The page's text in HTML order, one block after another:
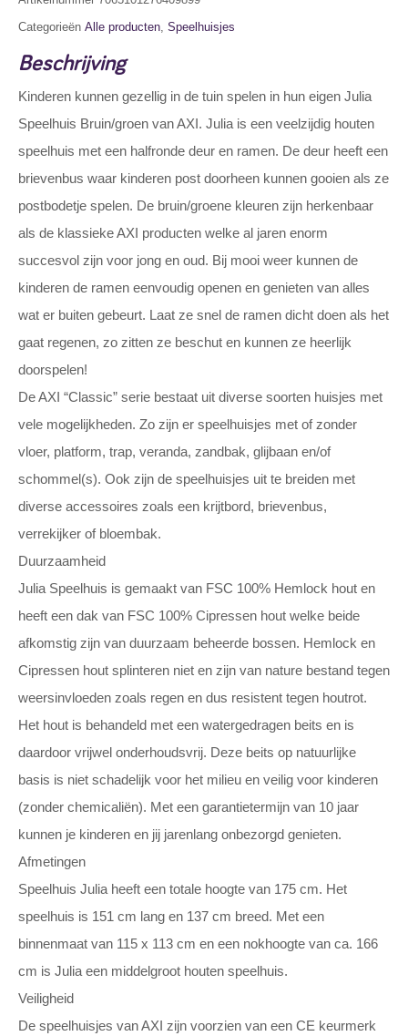
Categorieën Alle producten, Speelhuisjes
Beschrijving
Kinderen kunnen gezellig in de tuin spelen in hun eigen Julia
Speelhuis Bruin/groen van AXI. Julia is een veelzijdig houten
speelhuis met een halfronde deur en ramen. De deur heeft een
brievenbus waar kinderen post doorheen kunnen gooien als ze
postbodetje spelen. De bruin/groene kleuren zijn herkenbaar
als de klassieke AXI producten welke al jaren enorm
succesvol zijn voor jong en oud. Bij mooi weer kunnen de
kinderen de ramen eenvoudig openen en genieten van alles
wat er buiten gebeurt. Laat ze snel de ramen dicht doen als het
gaat regenen, zo zitten ze beschut en kunnen ze heerlijk
doorspelen!
De AXI “Classic” serie bestaat uit diverse soorten huisjes met
vele mogelijkheden. Zo zijn er speelhuisjes met of zonder
vloer, platform, trap, veranda, zandbak, glijbaan en/of
schommel(s). Ook zijn de speelhuisjes uit te breiden met
diverse accessoires zoals een krijtbord, brievenbus,
verrekijker of bloembak.
Duurzaamheid
Julia Speelhuis is gemaakt van FSC 100% Hemlock hout en
heeft een dak van FSC 100% Cipressen hout welke beide
afkomstig zijn van duurzaam beheerde bossen. Hemlock en
Cipressen hout splinteren niet en zijn van nature bestand tegen
weersinvloeden zoals regen en dus resistent tegen houtrot.
Het hout is behandeld met een watergedragen beits en is
daardoor vrijwel onderhoudsvrij. Deze beits op natuurlijke
basis is niet schadelijk voor het milieu en veilig voor kinderen
(zonder chemicaliën). Met een garantietermijn van 10 jaar
kunnen je kinderen en jij jarenlang onbezorgd genieten.
Afmetingen
Speelhuis Julia heeft een totale hoogte van 175 cm. Het
speelhuis is 151 cm lang en 137 cm breed. Met een
binnenmaat van 115 x 113 cm en een nokhoogte van ca. 166
cm is Julia een middelgroot houten speelhuis.
Veiligheid
De speelhuisjes van AXI zijn voorzien van een CE keurmerk